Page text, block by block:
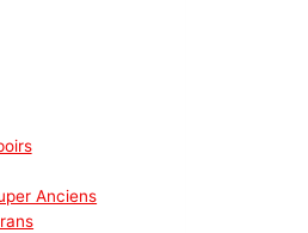
Anciens